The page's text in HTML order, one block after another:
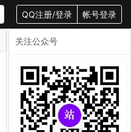
QQ注册/登录 帐号登录
关注公众号